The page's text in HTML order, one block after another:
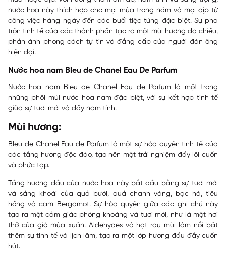
nước hoa này thích hợp cho mọi mùa trong năm và mọi dịp từ
công việc hàng ngày đến các buổi tiệc tùng đặc biệt. Sự pha
trộn tinh tế của các thành phần tạo ra một mùi hương đa chiều,
phản ánh phong cách tự tin và đẳng cấp của người đàn ông
hiện đại.
Nước hoa nam Bleu de Chanel Eau De Parfum
Nước hoa nam Bleu de Chanel Eau de Parfum là một trong
những phôi mùi nước hoa nam đặc biệt, với sự kết hợp tinh tế
giữa sự tươi mới và đầy nam tính.
Mùi hương:
Bleu de Chanel Eau de Parfum là một sự hòa quyện tinh tế của
các tầng hương độc đáo, tạo nên một trải nghiệm đầy lôi cuốn
và phức tạp.
Tầng hương đầu của nước hoa này bắt đầu bằng sự tươi mới
và sảng khoái của quả bưởi, quả chanh vàng, bạc hà, tiêu
hồng và cam Bergamot. Sự hòa quyện giữa các ghi chú này
tạo ra một cảm giác phóng khoáng và tươi mới, như là một hơi
thở của gió mùa xuân. Aldehydes và hạt rau mùi làm nổi bật
thêm sự tinh tế và lịch lãm, tạo ra một lớp hương đầu đầy cuốn
hút.